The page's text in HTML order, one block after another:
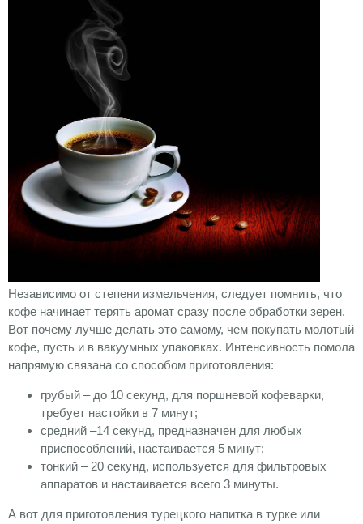
Независимо от степени измельчения, следует помнить, что
кофе начинает терять аромат сразу после обработки зерен.
Вот почему лучше делать это самому, чем покупать молотый
кофе, пусть и в вакуумных упаковках. Интенсивность помола
напрямую связана со способом приготовления:
грубый – до 10 секунд, для поршневой кофеварки,
требует настойки в 7 минут;
средний –14 секунд, предназначен для любых
приспособлений, настаивается 5 минут;
тонкий – 20 секунд, используется для фильтровых
аппаратов и настаивается всего 3 минуты.
А вот для приготовления турецкого напитка в турке или